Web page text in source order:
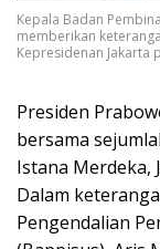
Kepala Badan
memberikan
Kepresidenan Jakarta
Presiden
bersama
Istana Merdeka,
Dalam
Pengendalian